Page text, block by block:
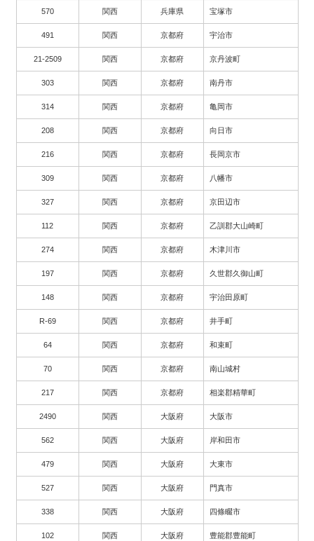
570 関西 兵庫県 宝塚市
491 関西 京都府 宇治市
21-2509 関西 京都府 京丹波町
303 関西 京都府 南丹市
314 関西 京都府 亀岡市
208 関西 京都府 向日市
216 関西 京都府 長岡京市
309 関西 京都府 八幡市
327 関西 京都府 京田辺市
112 関西 京都府 乙訓郡大山崎町
274 関西 京都府 木津川市
197 関西 京都府 久世郡久御山町
148 関西 京都府 宇治田原町
R-69 関西 京都府 井手町
64 関西 京都府 和束町
70 関西 京都府 南山城村
217 関西 京都府 相楽郡精華町
2490 関西 大阪府 大阪市
562 関西 大阪府 岸和田市
479 関西 大阪府 大東市
527 関西 大阪府 門真市
338 関西 大阪府 四條畷市
102 関西 大阪府 豊能郡豊能町